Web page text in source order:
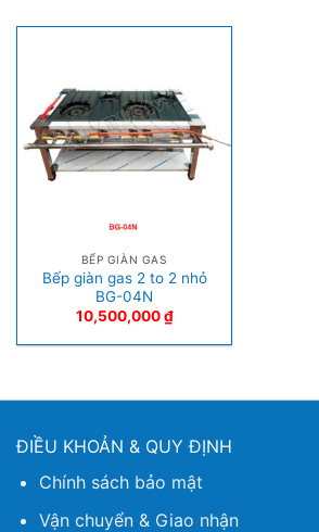
BẾP GIÀN GAS
Bếp giàn gas 2 to 2 nhỏ
BG-04N
10,500,000₫
ĐIỀU KHOẢN & QUY ĐỊNH
Chính sách bảo mật
Vận chuyển & Giao nhận